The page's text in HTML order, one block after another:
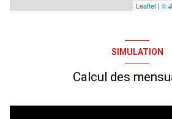
Leaflet | ©
SIMULATION
Calcul des